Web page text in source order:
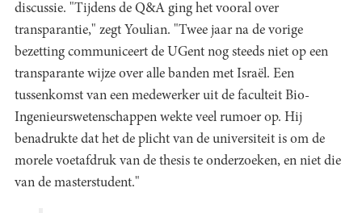
discussie. "Tijdens de Q&A ging het vooral over
transparantie," zegt Youlian. "Twee jaar na de vorige
bezetting communiceert de UGent nog steeds niet op een
transparante wijze over alle banden met Israël. Een
tussenkomst van een medewerker uit de faculteit Bio-
Ingenieurswetenschappen wekte veel rumoer op. Hij
benadrukte dat het de plicht van de universiteit is om de
morele voetafdruk van de thesis te onderzoeken, en niet die
van de masterstudent."